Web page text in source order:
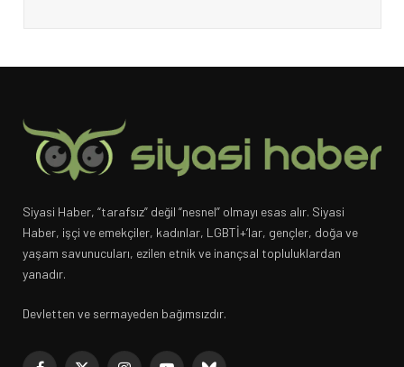
Siyasi Haber, “tarafsız” değil “nesnel” olmayı esas alır. Siyasi
Haber, işçi ve emekçiler, kadınlar, LGBTİ+’lar, gençler, doğa ve
yaşam savunucuları, ezilen etnik ve inançsal topluluklardan
yanadır.
Devletten ve sermayeden bağımsızdır.